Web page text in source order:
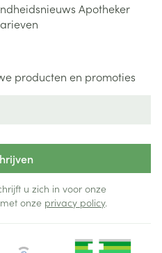
Apotheker
producten en promoties
u zich in voor onze
onze privacy policy.